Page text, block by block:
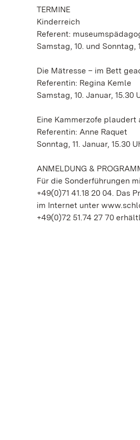
TERMINE
Kinderreich
Referent:
Samstag, 10. und Sonntag,
Die Mätresse – im Bett
Referentin: Regina Kemle
Samstag, 10. Januar, 15.30
Eine Kammerzofe plaudert
Referentin: Anne Raquet
Sonntag, 11. Januar, 15.30
ANMELDUNG &
Für die Sonderführungen
+49(0)71 41.18 20 04.
im Internet unter
+49(0)72 51.74 27 70